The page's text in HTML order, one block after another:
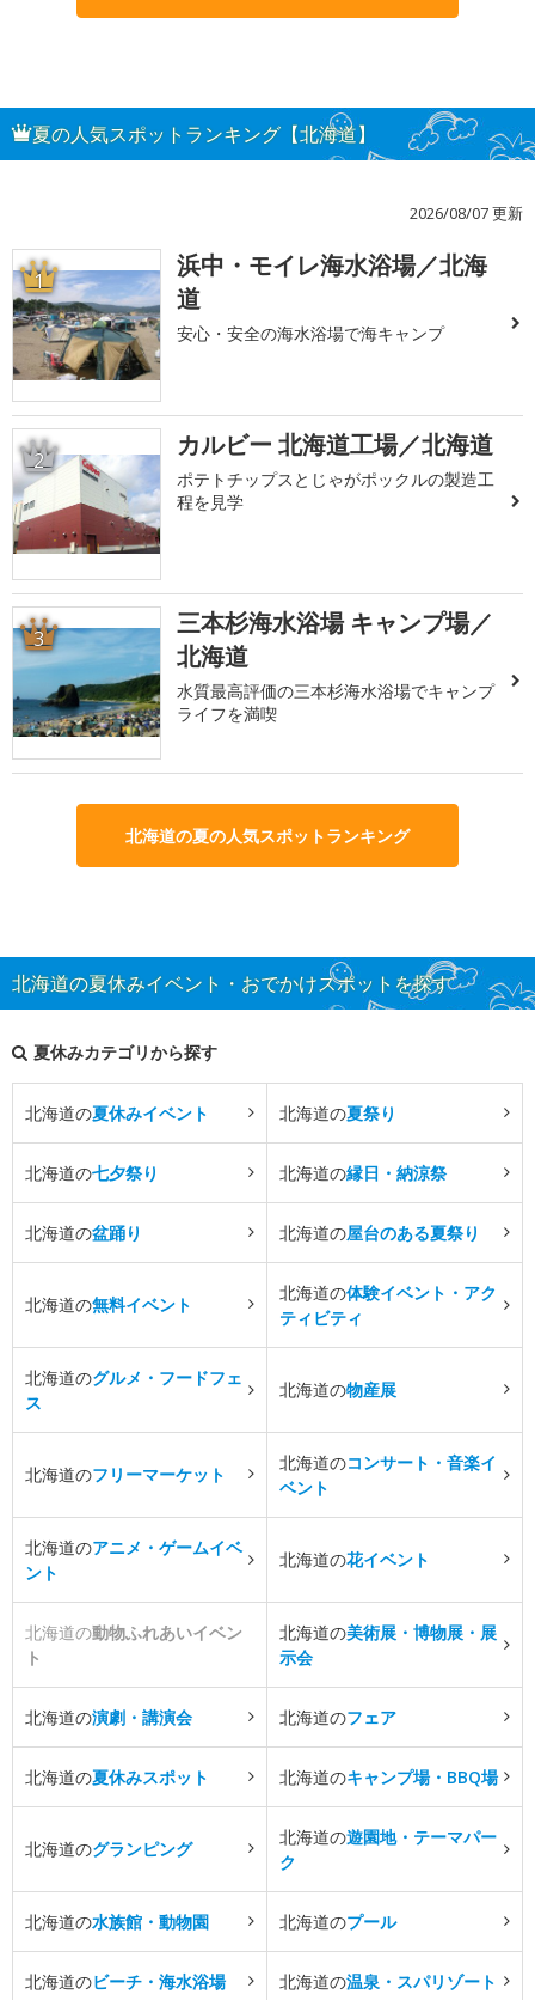
夏の人気スポットランキング【北海道】
2026/08/07 更新
1
浜中・モイレ海水浴場／北海
道
安心・安全の海水浴場で海キャンプ
2 カルビー 北海道工場／北海道
ポテトチップスとじゃがポックルの製造工
程を見学
3
三本杉海水浴場 キャンプ場／
北海道
水質最高評価の三本杉海水浴場でキャンプ
ライフを満喫
北海道の夏の人気スポットランキング
北海道の夏休みイベント・おでかけスポットを探す
夏休みカテゴリから探す
北海道の夏休みイベント 北海道の夏祭り
北海道の七夕祭り 北海道の縁日・納涼祭
北海道の盆踊り 北海道の屋台のある夏祭り
北海道の無料イベント
北海道の体験イベント・アク
ティビティ
北海道のグルメ・フードフェ
ス
北海道の物産展
北海道のフリーマーケット
北海道のコンサート・音楽イ
ベント
北海道のアニメ・ゲームイベ
ント
北海道の花イベント
北海道の動物ふれあいイベン
ト
北海道の美術展・博物展・展
示会
北海道の演劇・講演会 北海道のフェア
北海道の夏休みスポット 北海道のキャンプ場・BBQ場
北海道のグランピング
北海道の遊園地・テーマパー
ク
北海道の水族館・動物園 北海道のプール
北海道のビーチ・海水浴場 北海道の温泉・スパリゾート